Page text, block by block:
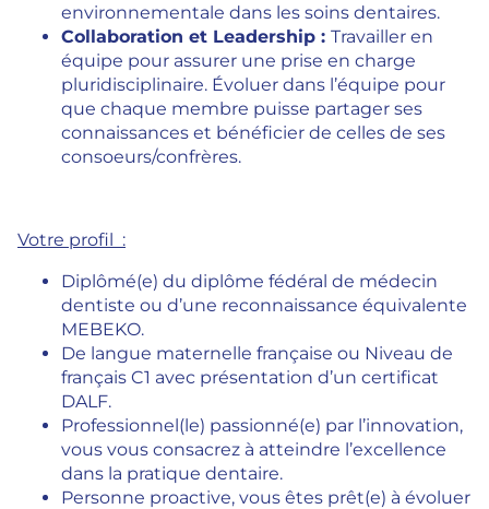
environnementale dans les soins dentaires.
Collaboration et Leadership : Travailler en
équipe pour assurer une prise en charge
pluridisciplinaire. Évoluer dans l’équipe pour
que chaque membre puisse partager ses
connaissances et bénéficier de celles de ses
consoeurs/confrères.
Votre profil :
Diplômé(e) du diplôme fédéral de médecin
dentiste ou d’une reconnaissance équivalente
MEBEKO.
De langue maternelle française ou Niveau de
français C1 avec présentation d’un certificat
DALF.
Professionnel(le) passionné(e) par l’innovation,
vous vous consacrez à atteindre l’excellence
dans la pratique dentaire.
Personne proactive, vous êtes prêt(e) à évoluer